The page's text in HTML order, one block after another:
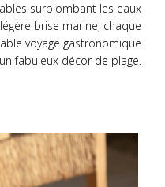
surplombant les eaux
brise marine, chaque
voyage gastronomique
fabuleux décor de plage.